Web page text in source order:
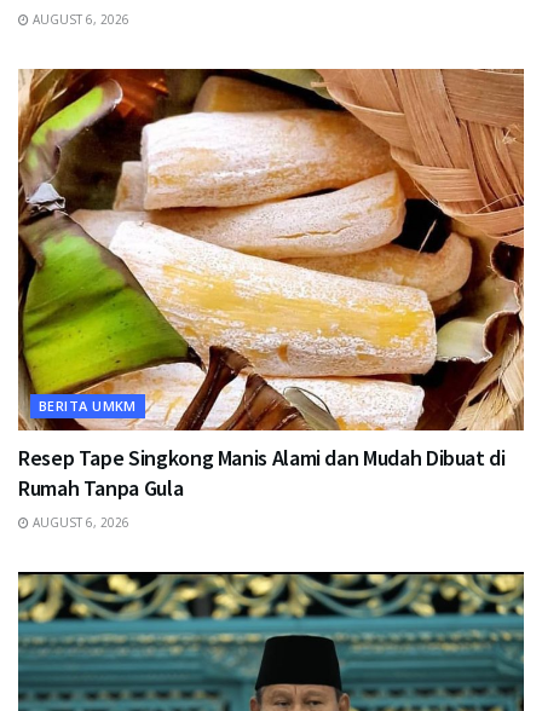
AUGUST 6, 2026
BERITA UMKM
Resep Tape Singkong Manis Alami dan Mudah Dibuat di
Rumah Tanpa Gula
AUGUST 6, 2026